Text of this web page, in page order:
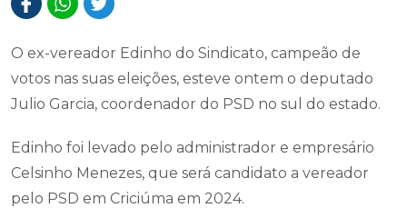
O ex-vereador Edinho do Sindicato, campeão de
votos nas suas eleições, esteve ontem o deputado
Julio Garcia, coordenador do PSD no sul do estado.
Edinho foi levado pelo administrador e empresário
Celsinho Menezes, que será candidato a vereador
pelo PSD em Criciúma em 2024.